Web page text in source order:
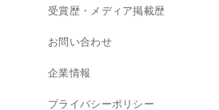
受賞歴・メディア掲載歴
お問い合わせ
企業情報
プライバシーポリシー